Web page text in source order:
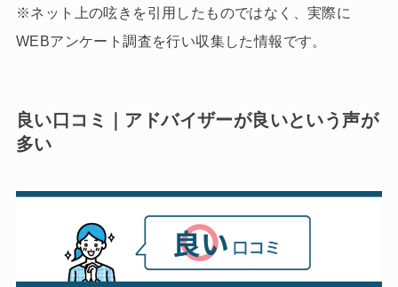
※ネット上の呟きを引用したものではなく、実際に
WEBアンケート調査を行い収集した情報です。
良い口コミ｜アドバイザーが良いという声が
多い